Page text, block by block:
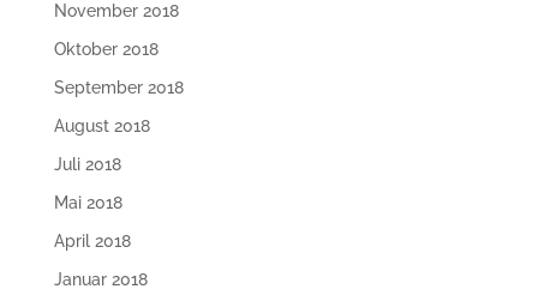
November 2018
Oktober 2018
September 2018
August 2018
Juli 2018
Mai 2018
April 2018
Januar 2018